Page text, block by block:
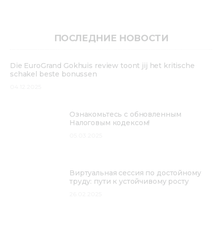
ПОСЛЕДНИЕ НОВОСТИ
Die EuroGrand Gokhuis review toont jij het kritische
schakel beste bonussen
Ознакомьтесь с обновленным
Налоговым кодексом!
Виртуальная сессия по достойному
труду: пути к устойчивому росту